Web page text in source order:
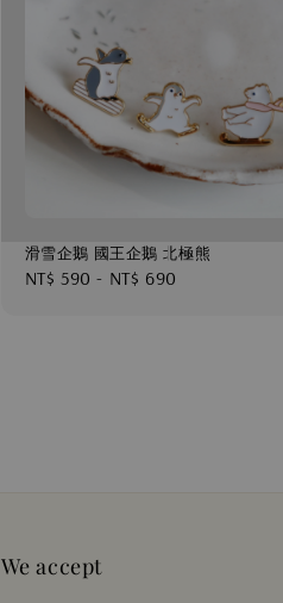
滑雪企鵝 國王企鵝 北極熊
Regular
NT$ 590 - NT$ 690
We accept